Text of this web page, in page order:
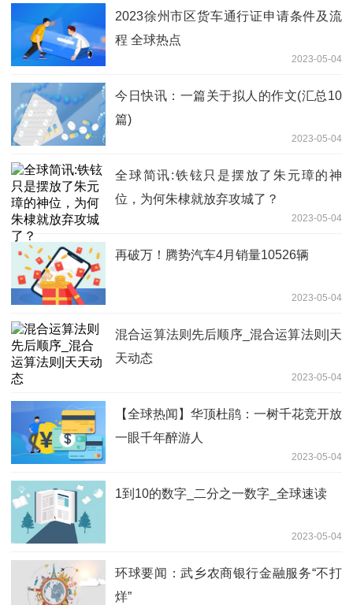
2023徐州市区货车通行证申请条件及流
程 全球热点
2023-05-04
今日快讯：一篇关于拟人的作文(汇总10
篇)
2023-05-04
全球简讯:铁铉只是摆放了朱元璋的神
位，为何朱棣就放弃攻城了？
2023-05-04
再破万！腾势汽车4月销量10526辆
2023-05-04
混合运算法则先后顺序_混合运算法则|天
天动态
2023-05-04
【全球热闻】华顶杜鹃：一树千花竞开放
一眼千年醉游人
2023-05-04
1到10的数字_二分之一数字_全球速读
2023-05-04
环球要闻：武乡农商银行金融服务“不打
烊”